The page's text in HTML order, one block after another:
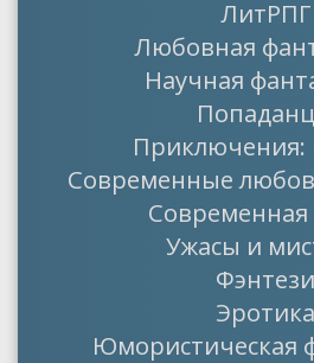
ЛитРПГ
Любовная
Научная
Приключения:
Современные
Современная
Ужасы и
Фэнтези
Эротика
Юмористическая